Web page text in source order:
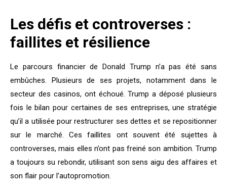
Les défis et controverses :
faillites et résilience
Le parcours financier de Donald Trump n’a pas été sans
embûches. Plusieurs de ses projets, notamment dans le
secteur des casinos, ont échoué. Trump a déposé plusieurs
fois le bilan pour certaines de ses entreprises, une stratégie
qu’il a utilisée pour restructurer ses dettes et se repositionner
sur le marché. Ces faillites ont souvent été sujettes à
controverses, mais elles n’ont pas freiné son ambition. Trump
a toujours su rebondir, utilisant son sens aigu des affaires et
son flair pour l’autopromotion.